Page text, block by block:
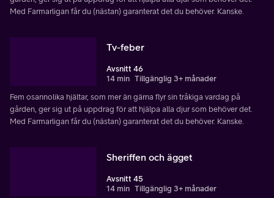
Med Farmarligan får du (nästan) garanterat det du behöver. Kanske.
Tv-feber
Avsnitt 46
14 min Tillgänglig 3+ månader
Fem osannolika hjältar, som mer än gärna flyr sin tråkiga vardag på
gården, ger sig ut på uppdrag för att hjälpa alla djur som behöver det.
Med Farmarligan får du (nästan) garanterat det du behöver. Kanske.
Sheriffen och ägget
Avsnitt 45
14 min Tillgänglig 3+ månader